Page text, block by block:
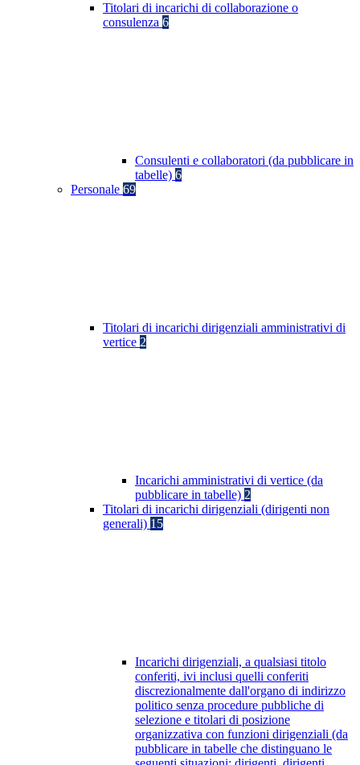
Titolari di incarichi di collaborazione o
consulenza 6
Consulenti e collaboratori (da pubblicare in
tabelle) 6
Personale 69
Titolari di incarichi dirigenziali amministrativi di
vertice 2
Incarichi amministrativi di vertice (da
pubblicare in tabelle) 2
Titolari di incarichi dirigenziali (dirigenti non
generali) 15
Incarichi dirigenziali, a qualsiasi titolo
conferiti, ivi inclusi quelli conferiti
discrezionalmente dall'organo di indirizzo
politico senza procedure pubbliche di
selezione e titolari di posizione
organizzativa con funzioni dirigenziali (da
pubblicare in tabelle che distinguano le